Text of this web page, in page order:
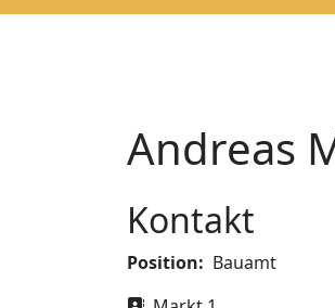
Andreas
Kontakt
Position: Bauamt